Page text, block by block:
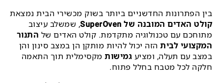
בין הפתרונות החדשניים ביותר בשוק מכשירי הבית נמצאת
קולט האדים המובנה של SuperOven
, שמשלב עיצוב
מתוחכם עם טכנולוגיה מתקדמת. קולט האדים של התנור
המקצועי לבית הזה יכול להיות מותקן הן במצב סינון והן
במצב עם תעלה, ומציע גמישות מקסימלית תוך התאמה
חלקה לכל מטבח בחלל פתוח.